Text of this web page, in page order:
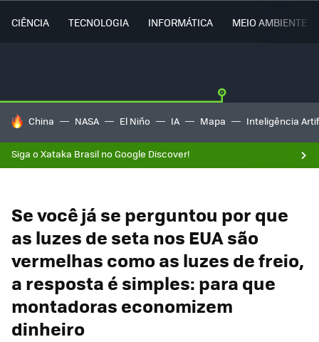
CIÊNCIA TECNOLOGIA INFORMÁTICA MEIO AMBIENTE
TENDÊNCIAS DO DIA
China NASA El Niño IA Mapa Inteligência
Siga o Xataka Brasil no Google Discover!
Se você já se perguntou por que
as luzes de seta nos EUA são
vermelhas como as luzes de freio,
a resposta é simples: para que
montadoras economizem
dinheiro